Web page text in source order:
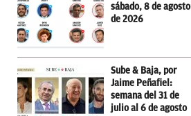
sábado, 8 de agosto
de 2026
Sube & Baja, por
Jaime Peñafiel:
semana del 31 de
julio al 6 de agosto